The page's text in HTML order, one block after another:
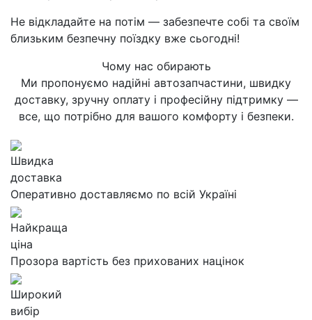
Не відкладайте на потім — забезпечте собі та своїм
близьким безпечну поїздку вже сьогодні!
Чому нас обирають
Ми пропонуємо надійні автозапчастини, швидку
доставку, зручну оплату і професійну підтримку —
все, що потрібно для вашого комфорту і безпеки.
Швидка
доставка
Оперативно доставляємо по всій Україні
Найкраща
ціна
Прозора вартість без прихованих націнок
Широкий
вибір